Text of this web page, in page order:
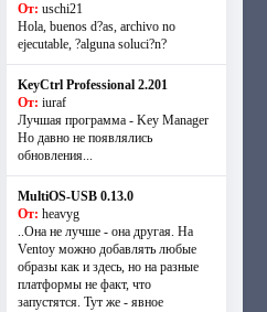
От: uschi21
Hola, buenos d?as, archivo no
ejecutable, ?alguna soluci?n?
KeyCtrl Professional 2.201
От: iuraf
Лучшая программа - Key Manager
Но давно не появлялись
обновления...
MultiOS-USB 0.13.0
От: heavyg
..Она не лучше - она другая. На
Ventoy можно добавлять любые
образы как и здесь, но на разные
платформы не факт, что
запустятся. Тут же - явное